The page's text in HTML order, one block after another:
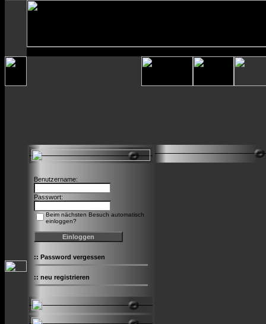
Benutzername:
Passwort:
Beim nächsten Besuch automatisch
einloggen?
:: Password vergessen
:: neu registrieren